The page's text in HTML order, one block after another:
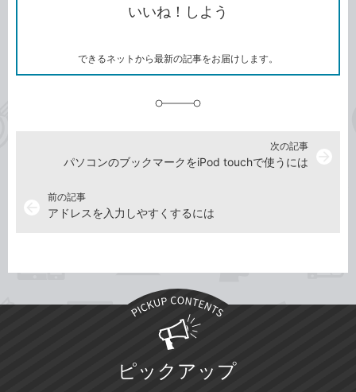
ア
ク
ク
いいね！しよう
できるネットから最新の記事をお届けします。
前の記事
アドレスを入力しやすくするには
次の記事
パソコンのブックマークをiPod touchで使うには
ピックアップ